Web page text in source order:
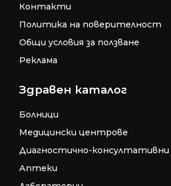
Контакти
Политика на поверителност
Общи условия за ползване
Реклама
Здравен каталог
Болници
Медицински центрове
Диагностично-
Аптеки